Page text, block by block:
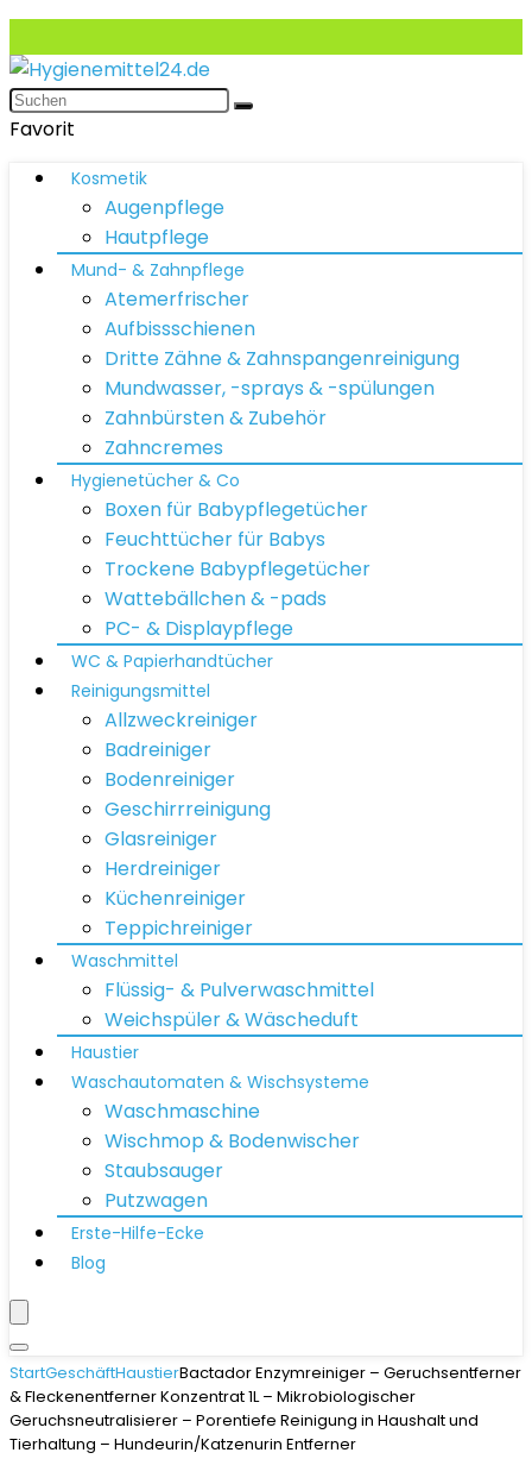
Favorit
Kosmetik
Augenpflege
Hautpflege
Mund- & Zahnpflege
Atemerfrischer
Aufbissschienen
Dritte Zähne & Zahnspangenreinigung
Mundwasser, -sprays & -spülungen
Zahnbürsten & Zubehör
Zahncremes
Hygienetücher & Co
Boxen für Babypflegetücher
Feuchttücher für Babys
Trockene Babypflegetücher
Wattebällchen & -pads
PC- & Displaypflege
WC & Papierhandtücher
Reinigungsmittel
Allzweckreiniger
Badreiniger
Bodenreiniger
Geschirrreinigung
Glasreiniger
Herdreiniger
Küchenreiniger
Teppichreiniger
Waschmittel
Flüssig- & Pulverwaschmittel
Weichspüler & Wäscheduft
Haustier
Waschautomaten & Wischsysteme
Waschmaschine
Wischmop & Bodenwischer
Staubsauger
Putzwagen
Erste-Hilfe-Ecke
Blog
StartGeschäftHaustierBactador Enzymreiniger – Geruchsentferner
& Fleckenentferner Konzentrat 1L – Mikrobiologischer
Geruchsneutralisierer – Porentiefe Reinigung in Haushalt und
Tierhaltung – Hundeurin/Katzenurin Entferner